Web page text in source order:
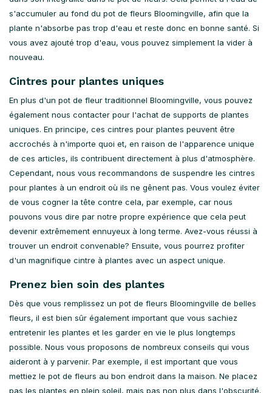
s'accumuler au fond du pot de fleurs Bloomingville, afin que la
plante n'absorbe pas trop d'eau et reste donc en bonne santé. Si
vous avez ajouté trop d'eau, vous pouvez simplement la vider à
nouveau.
Cintres pour plantes uniques
En plus d'un pot de fleur traditionnel Bloomingville, vous pouvez
également nous contacter pour l'achat de supports de plantes
uniques. En principe, ces cintres pour plantes peuvent être
accrochés à n'importe quoi et, en raison de l'apparence unique
de ces articles, ils contribuent directement à plus d'atmosphère.
Cependant, nous vous recommandons de suspendre les cintres
pour plantes à un endroit où ils ne gênent pas. Vous voulez éviter
de vous cogner la tête contre cela, par exemple, car nous
pouvons vous dire par notre propre expérience que cela peut
devenir extrêmement ennuyeux à long terme. Avez-vous réussi à
trouver un endroit convenable? Ensuite, vous pourrez profiter
d'un magnifique cintre à plantes avec un aspect unique.
Prenez bien soin des plantes
Dès que vous remplissez un pot de fleurs Bloomingville de belles
fleurs, il est bien sûr également important que vous sachiez
entretenir les plantes et les garder en vie le plus longtemps
possible. Nous vous proposons de nombreux conseils qui vous
aideront à y parvenir. Par exemple, il est important que vous
mettiez le pot de fleurs au bon endroit dans la maison. Ne placez
pas les plantes en plein soleil, mais pas non plus dans l'obscurité.